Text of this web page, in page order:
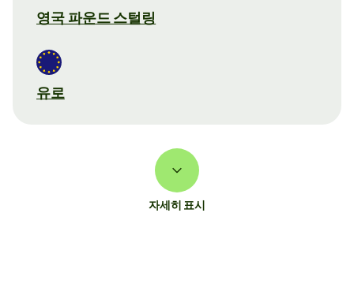
영국 파운드 스털링
유로
자세히 표시